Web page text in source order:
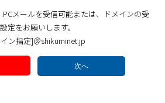
メールを受信可能または、ドメインの受
定をお願いします。
ン指定]＠shikuminet.jp
次へ